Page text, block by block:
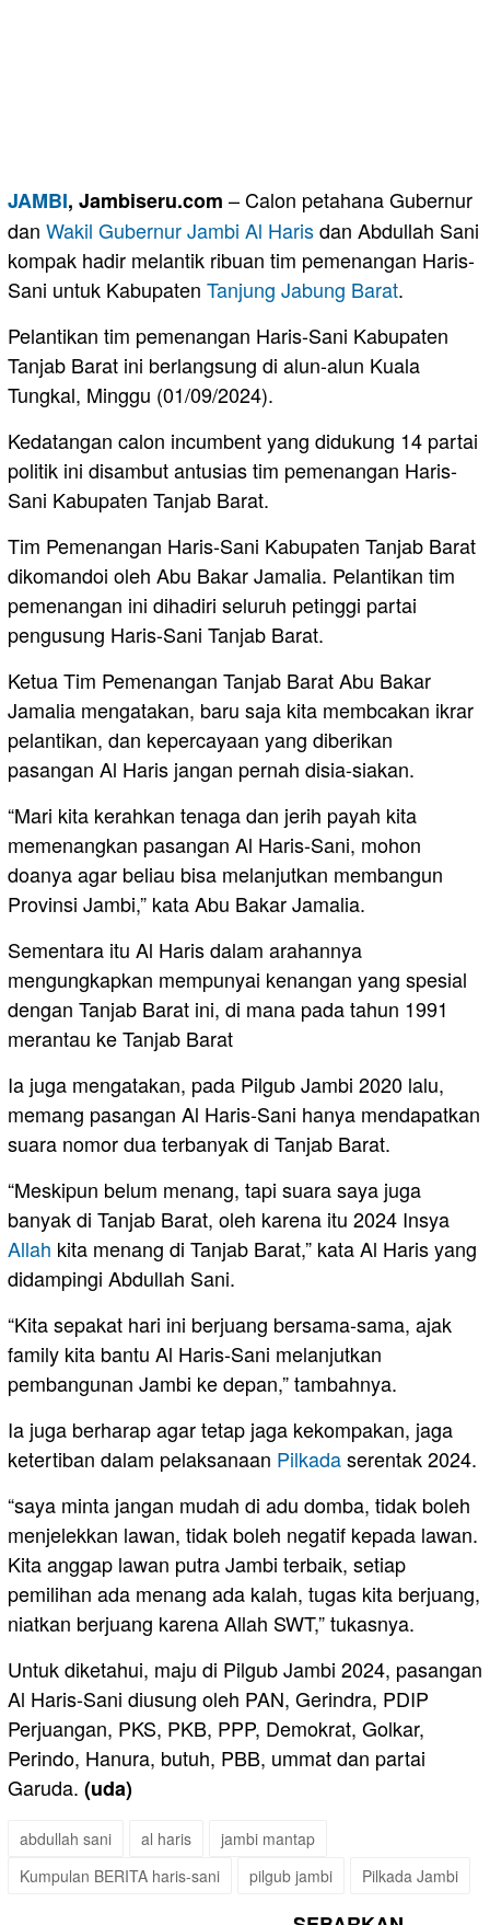
JAMBI, Jambiseru.com – Calon petahana Gubernur
dan Wakil Gubernur Jambi Al Harisdan Abdullah Sani
kompak hadir melantik ribuan tim pemenangan Haris-
Sani untuk Kabupaten Tanjung Jabung Barat.
Pelantikan tim pemenangan Haris-Sani Kabupaten
Tanjab Barat ini berlangsung di alun-alun Kuala
Tungkal, Minggu (01/09/2024).
Kedatangan calon incumbent yang didukung 14 partai
politik ini disambut antusias tim pemenangan Haris-
Sani Kabupaten Tanjab Barat.
Tim Pemenangan Haris-Sani Kabupaten Tanjab Barat
dikomandoi oleh Abu Bakar Jamalia. Pelantikan tim
pemenangan ini dihadiri seluruh petinggi partai
pengusung Haris-Sani Tanjab Barat.
Ketua Tim Pemenangan Tanjab Barat Abu Bakar
Jamalia mengatakan, baru saja kita membcakan ikrar
pelantikan, dan kepercayaan yang diberikan
pasangan Al Haris jangan pernah disia-siakan.
“Mari kita kerahkan tenaga dan jerih payah kita
memenangkan pasangan Al Haris-Sani, mohon
doanya agar beliau bisa melanjutkan membangun
Provinsi Jambi,” kata Abu Bakar Jamalia.
Sementara itu Al Haris dalam arahannya
mengungkapkan mempunyai kenangan yang spesial
dengan Tanjab Barat ini, di mana pada tahun 1991
merantau ke Tanjab Barat
Ia juga mengatakan, pada Pilgub Jambi 2020 lalu,
memang pasangan Al Haris-Sani hanya mendapatkan
suara nomor dua terbanyak di Tanjab Barat.
“Meskipun belum menang, tapi suara saya juga
banyak di Tanjab Barat, oleh karena itu 2024 Insya
Allah kita menang di Tanjab Barat,” kata Al Haris yang
didampingi Abdullah Sani.
“Kita sepakat hari ini berjuang bersama-sama, ajak
family kita bantu Al Haris-Sani melanjutkan
pembangunan Jambi ke depan,” tambahnya.
Ia juga berharap agar tetap jaga kekompakan, jaga
ketertiban dalam pelaksanaan Pilkadaserentak 2024.
“saya minta jangan mudah di adu domba, tidak boleh
menjelekkan lawan, tidak boleh negatif kepada lawan.
Kita anggap lawan putra Jambi terbaik, setiap
pemilihan ada menang ada kalah, tugas kita berjuang,
niatkan berjuang karena Allah SWT,” tukasnya.
Untuk diketahui, maju di Pilgub Jambi 2024, pasangan
Al Haris-Sani diusung oleh PAN, Gerindra, PDIP
Perjuangan, PKS, PKB, PPP, Demokrat, Golkar,
Perindo, Hanura, butuh, PBB, ummat dan partai
Garuda. (uda)
abdullah sani al haris
jambi mantap
Kumpulan BERITA haris-sani
pilgub jambi Pilkada Jambi